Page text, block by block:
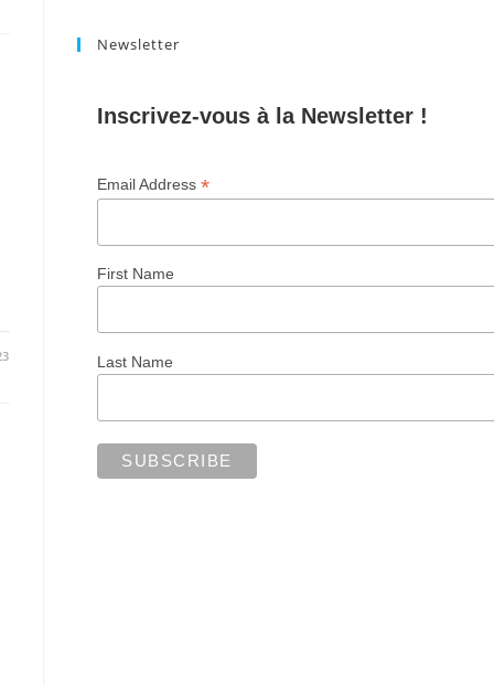
Newsletter
Inscrivez-vous à la Newsletter !
Email Address *
First Name
Last Name